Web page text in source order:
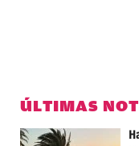
ÚLTIMAS